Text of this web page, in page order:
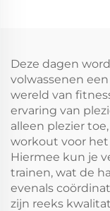
Deze dagen
volwassenen
wereld van
ervaring van
alleen plezier
workout voor
Hiermee kun je
trainen, wat de
evenals
zijn reeks